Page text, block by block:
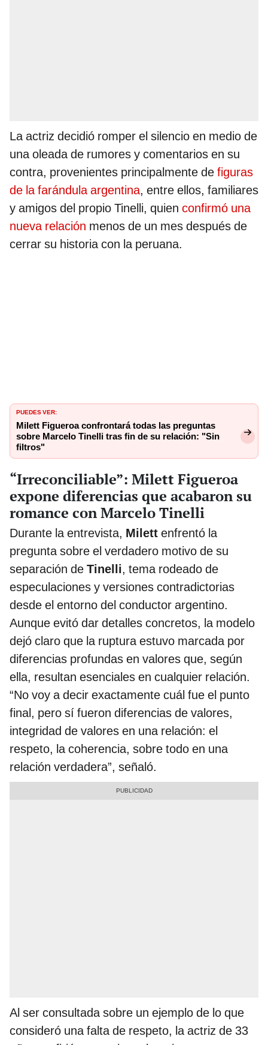
La actriz decidió romper el silencio en medio de
una oleada de rumores y comentarios en su
contra, provenientes principalmente de figuras
de la farándula argentina, entre ellos, familiares
y amigos del propio Tinelli, quien confirmó una
nueva relación menos de un mes después de
cerrar su historia con la peruana.
PUEDES VER:
Milett Figueroa confrontará todas las preguntas
sobre Marcelo Tinelli tras fin de su relación: "Sin
filtros"
“Irreconciliable”: Milett Figueroa
expone diferencias que acabaron su
romance con Marcelo Tinelli
Durante la entrevista, Milett enfrentó la
pregunta sobre el verdadero motivo de su
separación de Tinelli, tema rodeado de
especulaciones y versiones contradictorias
desde el entorno del conductor argentino.
Aunque evitó dar detalles concretos, la modelo
dejó claro que la ruptura estuvo marcada por
diferencias profundas en valores que, según
ella, resultan esenciales en cualquier relación.
“No voy a decir exactamente cuál fue el punto
final, pero sí fueron diferencias de valores,
integridad de valores en una relación: el
respeto, la coherencia, sobre todo en una
relación verdadera”, señaló.
Al ser consultada sobre un ejemplo de lo que
consideró una falta de respeto, la actriz de 33